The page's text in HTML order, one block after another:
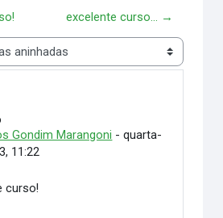
excelente curso... →
Gondim Marangoni -quarta-
11:22
0
curso!